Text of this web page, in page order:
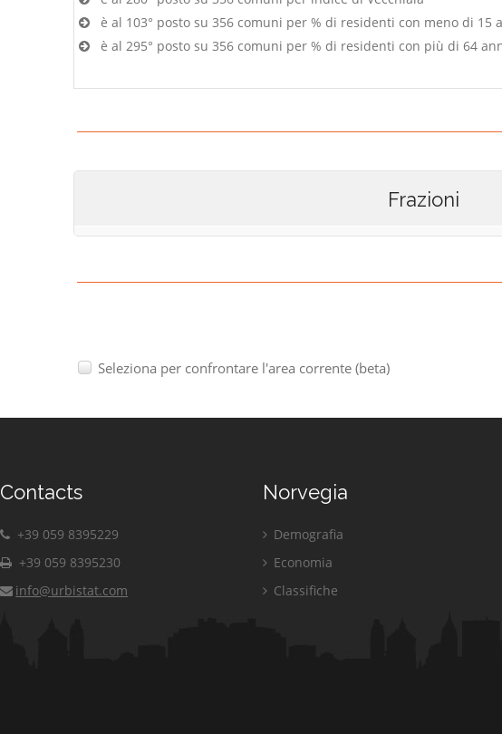
è al 103° posto su 356 comuni per % di residenti con meno di 15
è al 295° posto su 356 comuni per % di residenti con più di 64
Frazioni
Seleziona per confrontare l'area corrente (beta)
Contacts
+39 059 8395229
+39 059 8395230
info@urbistat.com
Norvegia
Demografia
Economia
Classifiche